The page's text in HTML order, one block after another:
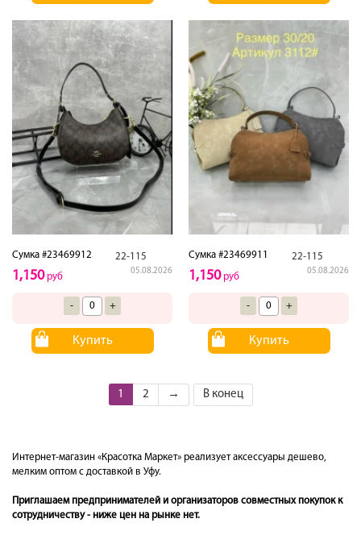
Сумка #23469912 22-115
05.08.2026
1,150руб
- +
Купить
Сумка #23469911 22-115
05.08.2026
1,150руб
- +
Купить
1 2 → В конец
Интернет-магазин «Красотка Маркет» реализует аксессуары дешево,
мелким оптом с доставкой в Уфу.
Приглашаем предпринимателей и организаторов совместных покупок к
сотрудничеству - ниже цен на рынке нет.